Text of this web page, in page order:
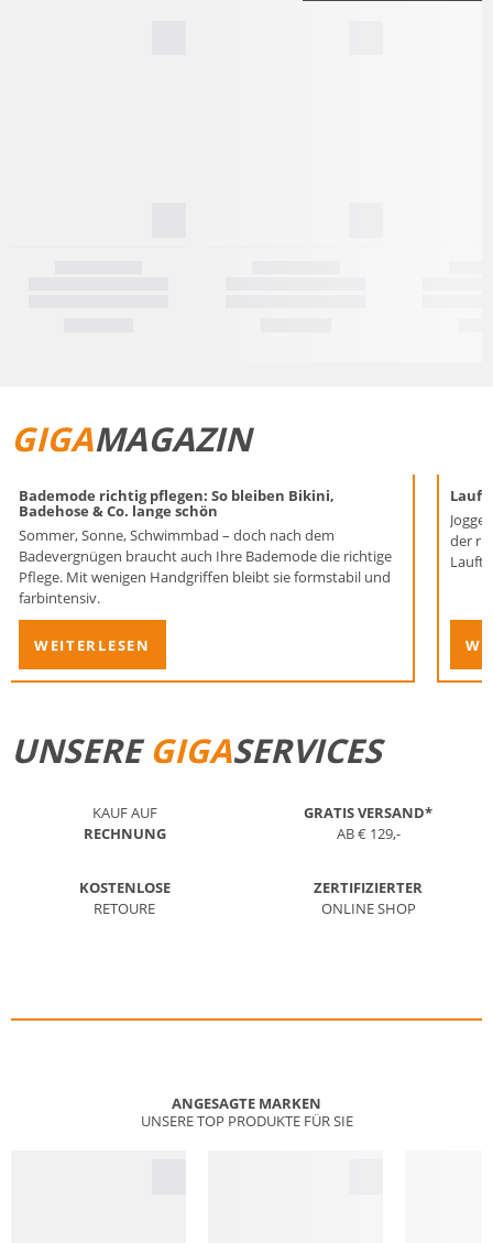
GIGAMAGAZIN
Bademode richtig pflegen: So bleiben Bikini,
Badehose & Co. lange schön
Sommer, Sonne, Schwimmbad – doch nach dem
Badevergnügen braucht auch Ihre Bademode die richtige
Pflege. Mit wenigen Handgriffen bleibt sie formstabil und
farbintensiv.
WEITERLESEN
der
UNSEREGIGASERVICES
KAUF AUF
RECHNUNG
GRATIS VERSAND*
AB € 129,-
KOSTENLOSE
RETOURE
ZERTIFIZIERTER
ONLINE SHOP
ANGESAGTE MARKEN
UNSERE TOP PRODUKTE FÜR SIE